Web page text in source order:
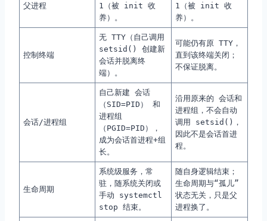
父进程
1（被 init 收
养）。
1（被 init 收
养）。
控制终端
无 TTY（自己调用
setsid()
创建新
会话并脱离终
端）。
可能仍有原 TTY，
直到该终端关闭；
不保证脱离。
会话/进程组
自己新建 会话
（SID=PID） 和
进程组
（PGID=PID），
成为会话首进程+组
长。
沿用原来的 会话和
进程组，不会自动
调用 setsid() ，
因此不是会话首进
程。
生命周期
系统级服务，常
驻，随系统关闭或
手动 systemctl
stop 结束。
随自身逻辑结束；
生命周期与“孤儿”
状态无关，只是父
进程换了。